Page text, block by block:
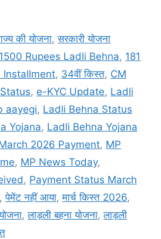
की योजना,सरकारी योजना
1500 Rupees Ladli Behna, 181
Installment, 34वीं किस्त, CM
, e-KYC Update, Ladli
aayegi, Ladli Behna Status
Yojana, Ladli Behna Yojana
2026 Payment, MP
, MP News Today,
, Payment Status March
,पेमेंट नहीं आया,मार्च किस्त 2026,
,लाड़ली बहना योजना,लाड़ली